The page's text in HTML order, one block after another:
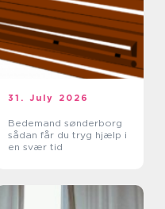
31. July 2026
Bedemand sønderborg
sådan får du tryg hjælp i
en svær tid